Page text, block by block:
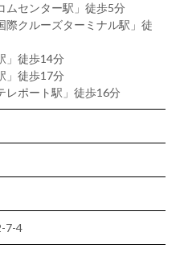
ムセンター駅」徒歩5分
際クルーズターミナル駅」徒
」徒歩14分
」徒歩17分
レポート駅」徒歩16分
7-4